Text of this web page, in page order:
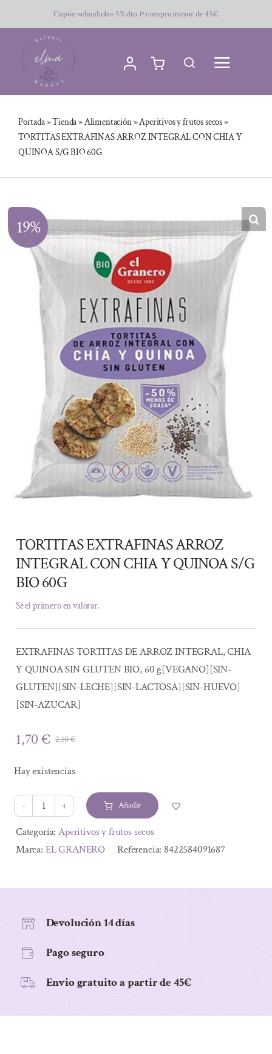
al
contenido
Cupón «elmahola» 5% dto 1ª compra mayor de 45€
Portada»Tienda»Alimentación»Aperitivos y frutos secos»
TORTITAS EXTRAFINAS ARROZ INTEGRAL CON CHIA Y
QUINOA S/G BIO 60G
19%
TORTITAS EXTRAFINAS ARROZ
INTEGRAL CON CHIA Y QUINOA S/G
BIO 60G
Sé el primero en valorar.
EXTRAFINAS TORTITAS DE ARROZ INTEGRAL, CHIA
Y QUINOA SIN GLUTEN BIO, 60 g[VEGANO][SIN-
GLUTEN][SIN-LECHE][SIN-LACTOSA][SIN-HUEVO]
[SIN-AZUCAR]
2,10€El
era:
2,10 €.
1,70€
El
es:
1,70 €.
Hay existencias
TORTITAS
EXTRAFINAS
ARROZ
Y
S/G
60G
Añadir
Alternative:
Categoría:Aperitivos y frutos secos
Marca: EL GRANERO Referencia: 8422584091687
Devolución 14 días
Pago seguro
Envio gratuito a partir de 45€